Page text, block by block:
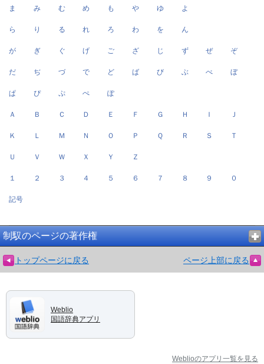
ま み む め も や ゆ よ
ら り る れ ろ わ を ん
が ぎ ぐ げ ご ざ じ ず ぜ ぞ
だ ぢ づ で ど ば び ぶ べ ぼ
ぱ ぴ ぷ ぺ ぽ
Ａ Ｂ Ｃ Ｄ Ｅ Ｆ Ｇ Ｈ Ｉ Ｊ
Ｋ Ｌ Ｍ Ｎ Ｏ Ｐ Ｑ Ｒ Ｓ Ｔ
Ｕ Ｖ Ｗ Ｘ Ｙ Ｚ
１ ２ ３ ４ ５ ６ ７ ８ ９ ０
記号
制馭のページの著作権
トップページに戻る ページ上部に戻る
Weblio
国語辞典アプリ
Weblioのアプリ一覧を見る